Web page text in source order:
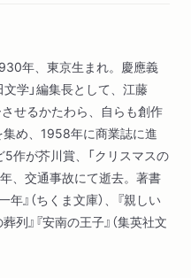
年、東京生まれ。慶應義
学」編集長として、江藤
せるかたわら、自らも創作
集め、1958年に商業誌に進
5作が芥川賞、「クリスマスの
、交通事故にて逝去。著書
』（ちくま文庫）、『親しい
列』『安南の王子』（集英社文